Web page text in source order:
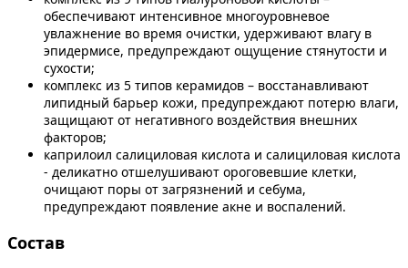
обеспечивают интенсивное многоуровневое
увлажнение во время очистки, удерживают влагу в
эпидермисе, предупреждают ощущение стянутости и
сухости;
комплекс из 5 типов керамидов – восстанавливают
липидный барьер кожи, предупреждают потерю влаги,
защищают от негативного воздействия внешних
факторов;
каприлоил салициловая кислота и салициловая кислота
- деликатно отшелушивают ороговевшие клетки,
очищают поры от загрязнений и себума,
предупреждают появление акне и воспалений.
Состав